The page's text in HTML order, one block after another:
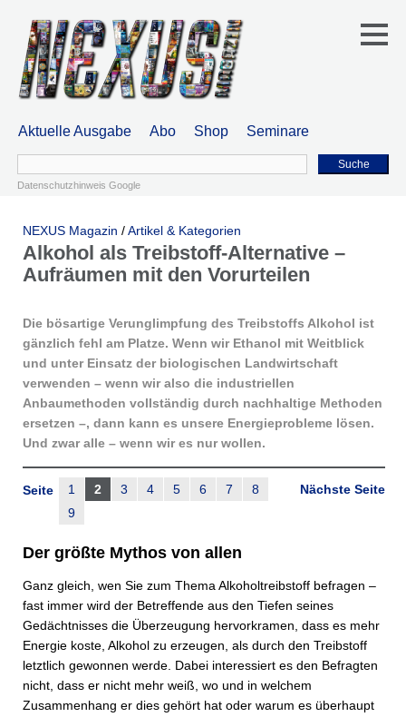
Aktuelle Ausgabe Abo Shop Seminare
Suche
Datenschutzhinweis Google
NEXUS Magazin /Artikel & Kategorien
Alkohol als Treibstoff-Alternative –
Aufräumen mit den Vorurteilen
Die bösartige Verunglimpfung des Treibstoffs Alkohol ist
gänzlich fehl am Platze. Wenn wir Ethanol mit Weitblick
und unter Einsatz der biologischen Landwirtschaft
verwenden – wenn wir also die industriellen
Anbaumethoden vollständig durch nachhaltige Methoden
ersetzen –, dann kann es unsere Energieprobleme lösen.
Und zwar alle – wenn wir es nur wollen.
Nächste Seite
Seite 1 2 3 4 5 6 7
8
9
Der größte Mythos von allen
Ganz gleich, wen Sie zum Thema Alkoholtreibstoff befragen –
fast immer wird der Betreffende aus den Tiefen seines
Gedächtnisses die Überzeugung hervorkramen, dass es mehr
Energie koste, Alkohol zu erzeugen, als durch den Treibstoff
letztlich gewonnen werde. Dabei interessiert es den Befragten
nicht, dass er nicht mehr weiß, wo und in welchem
Zusammenhang er dies gehört hat oder warum es überhaupt